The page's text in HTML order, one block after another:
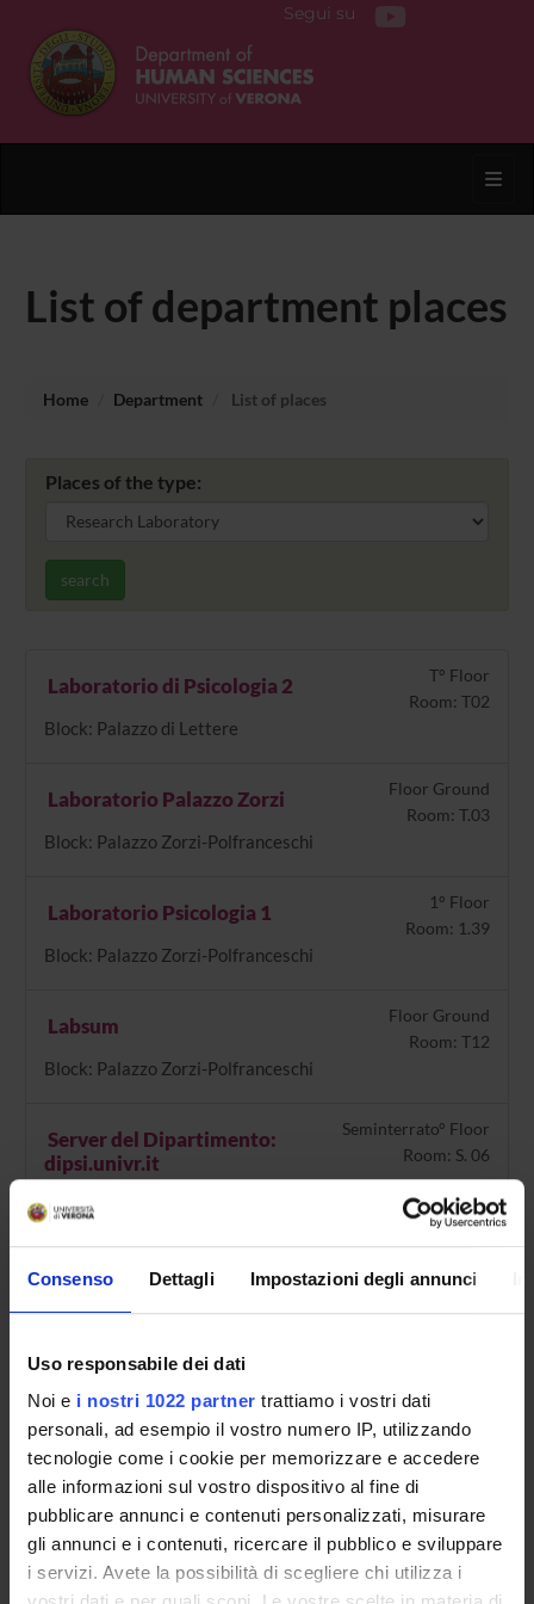
Consenso Dettagli Impostazioni degli annunci
Uso responsabile dei dati
Noi e i nostri 1022 partner trattiamo i vostri dati
personali, ad esempio il vostro numero IP, utilizzando
tecnologie come i cookie per memorizzare e accedere
alle informazioni sul vostro dispositivo al fine di
pubblicare annunci e contenuti personalizzati, misurare
gli annunci e i contenuti, ricercare il pubblico e sviluppare
i servizi. Avete la possibilità di scegliere chi utilizza i
Segui su
List of department places
Home Department List of places
Places of the type:
search
Laboratorio di Psicologia 2
T° Floor
Room: T02
Block: Palazzo di Lettere
Laboratorio Palazzo Zorzi
Floor Ground
Room: T.03
Block: Palazzo Zorzi-Polfranceschi
Laboratorio Psicologia 1
1° Floor
Room: 1.39
Block: Palazzo Zorzi-Polfranceschi
Labsum
Floor Ground
Room: T12
Block: Palazzo Zorzi-Polfranceschi
Server del Dipartimento:
dipsi.univr.it
Seminterrato° Floor
Room: S. 06
Stanza S.02 - Experimental
Phenomenology of Perception
(E.Ph.P.)
Room: S. 02
Block: Palazzo di Lettere
ORGANISATION
GOVERNANCE
COMMITTEES